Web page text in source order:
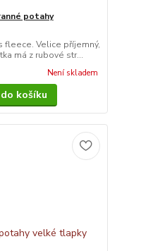
potahy
fleece. Velice příjemný,
má z rubové str...
Není skladem
košíku